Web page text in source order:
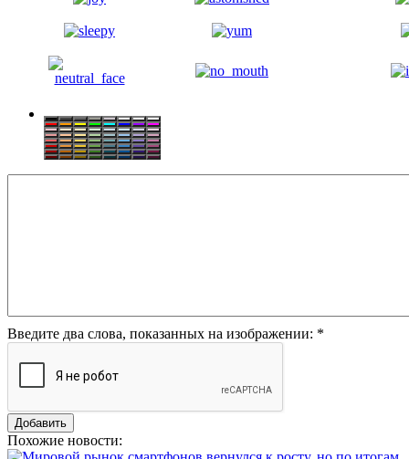
Введите два слова, показанных на изображении: *
Похожие новости: